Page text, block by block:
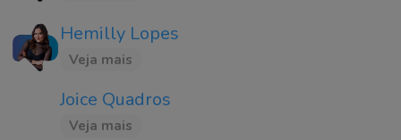
Hemilly Lopes
Veja mais
Joice Quadros
Veja mais